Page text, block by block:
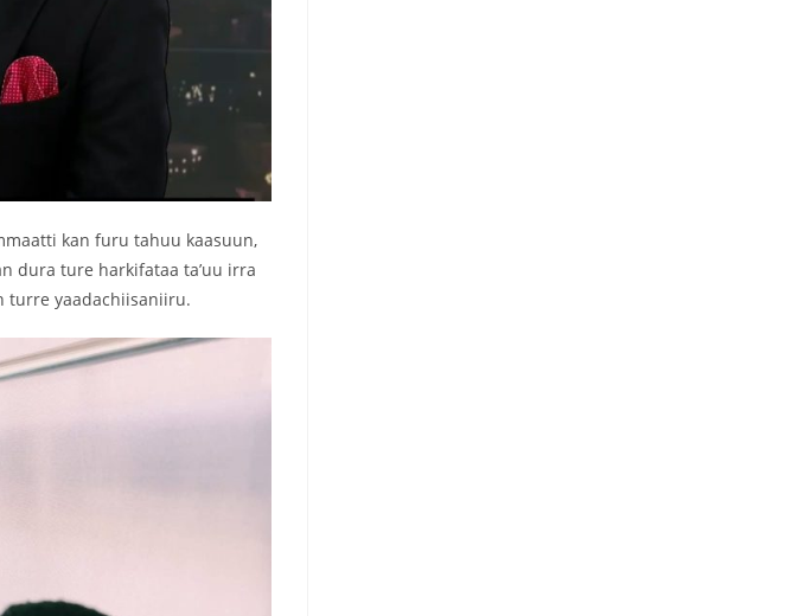
kan furu tahuu kaasuun,
dura ture harkifataa ta’uu irra
turre yaadachiisaniiru.